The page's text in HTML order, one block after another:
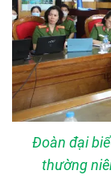
Đoàn đại
thường